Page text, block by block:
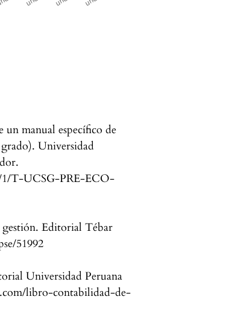
un manual específico de
Universidad
1/T-UCSG-PRE-ECO-
gestión. Editorial Tébar
51992
Universidad Peruana
libro-contabilidad-de-